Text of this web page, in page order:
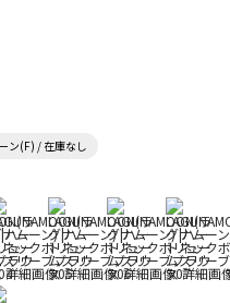
ン(F) / 在庫なし